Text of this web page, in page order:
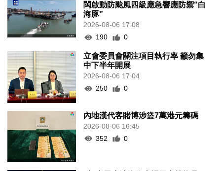
閩啟動防颱風四級應急響應防禦“白
海豚”
2026-08-06 17:08
190
0
立會委員會關注項目執行率 籲勿集
中下半年開展
2026-08-06 17:04
250
0
內地漢代客賭博涉盜7萬港元籌碼
2026-08-06 16:45
352
0